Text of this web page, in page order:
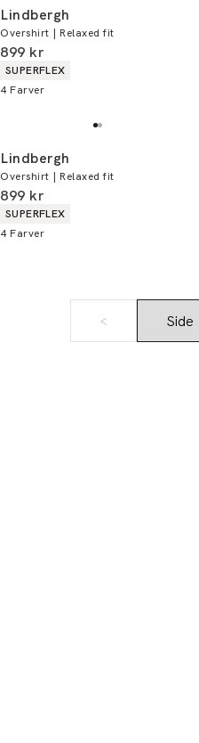
Lindbergh
Overshirt | Relaxed fit
I alt (inkl. rabat)
899 kr
Produkt egenskaber
SUPERFLEX
4 Farver
Lindbergh
Overshirt | Relaxed fit
I alt (inkl. rabat)
899 kr
Produkt egenskaber
SUPERFLEX
4 Farver